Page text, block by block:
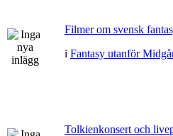
Filmer om svensk
i Fantasy utanför
Tolkienkonsert och